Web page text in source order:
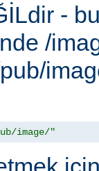
-
/
image/"